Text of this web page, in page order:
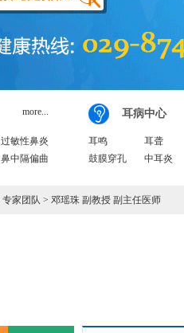
过敏性鼻炎
鼻中隔偏曲
more... 耳病中心
耳鸣 耳聋
鼓膜穿孔
中耳炎
专家团队 > 邓瑶珠 副教授 副主任医师